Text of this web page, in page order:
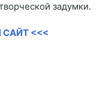
задумки.
<<<